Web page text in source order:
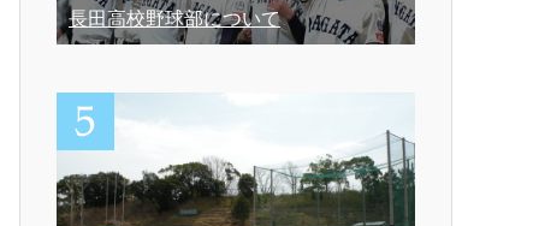
長田高校野球部について